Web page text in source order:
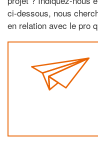
ci-dessous, nous
en relation avec le pro